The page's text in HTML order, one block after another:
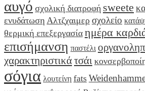
αυγό σχολική διατροφή sweete
ενυδάτωση Αλτζχαιμερ σχολείο
θερμική επεξεργασία ημέρα
επισήμανση παστέλι
χαρακτηριστικάτσάι
σόγια λουτείνη fats